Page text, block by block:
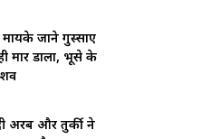
मायके जाने गुस्साए
मार डाला, भूसे के
अरब और तुर्की ने